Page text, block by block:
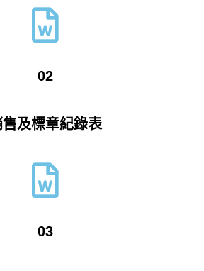
02
售及標章紀錄表
03